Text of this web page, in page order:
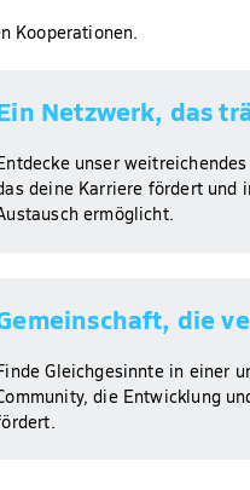
Kooperationen.
Netzwerk, das
unser
deine Karriere fördert und
ermöglicht.
die
Gleichgesinnte in einer
die Entwicklung